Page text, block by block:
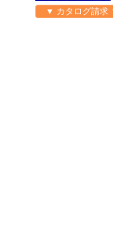
▼ カタログ請求